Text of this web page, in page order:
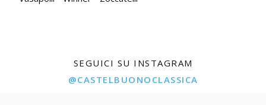
SEGUICI SU INSTAGRAM
@CASTELBUONOCLASSICA